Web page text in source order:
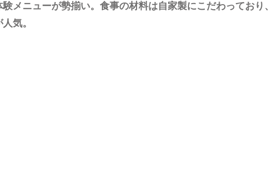
メニューが勢揃い。​食事の材料は自家製にこだわっており、
気。